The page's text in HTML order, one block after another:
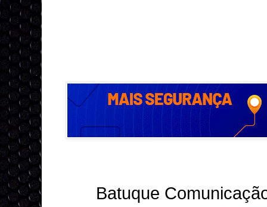
Batuque